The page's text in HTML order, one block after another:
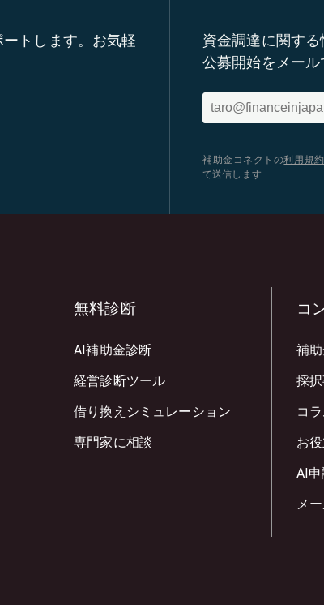
トします。お気軽
資金調達に関す
公募開始をメール
補助金コネクトの利用規約
て送信します
無料診断
AI補助金診断
経営診断ツール
借り換えシミュレーション
専門家に相談
コ
補
採
コ
お
AI
メ